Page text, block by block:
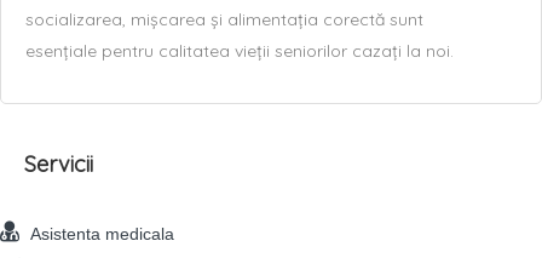
socializarea, mișcarea și alimentația corectă sunt
esențiale pentru calitatea vieții seniorilor cazați la noi.
Servicii
Asistenta medicala